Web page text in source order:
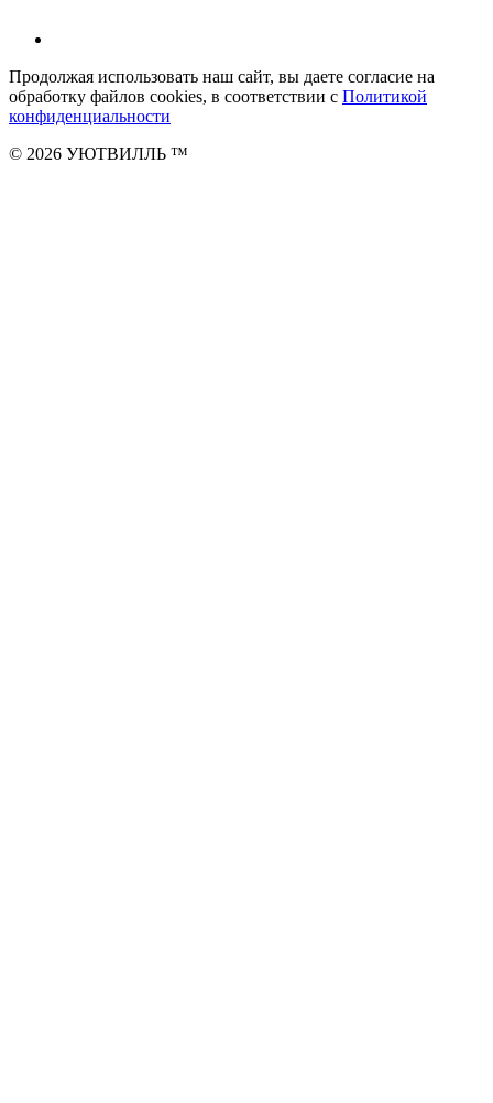
Продолжая использовать наш сайт, вы даете согласие на
обработку файлов cookies, в соответствии с Политикой
конфиденциальности
© 2026 УЮТВИЛЛЬ ™